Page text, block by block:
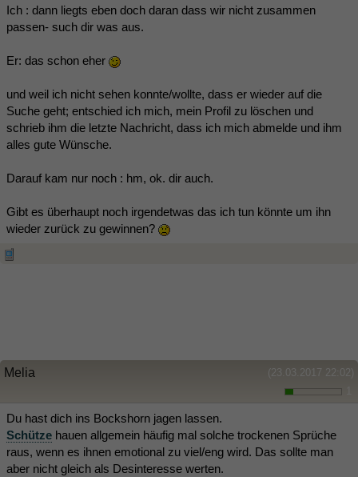
Ich : dann liegts eben doch daran dass wir nicht zusammen
passen- such dir was aus.
Er: das schon eher
und weil ich nicht sehen konnte/wollte, dass er wieder auf die
Suche geht; entschied ich mich, mein Profil zu löschen und
schrieb ihm die letzte Nachricht, dass ich mich abmelde und ihm
alles gute Wünsche.
Darauf kam nur noch : hm, ok. dir auch.
Gibt es überhaupt noch irgendetwas das ich tun könnte um ihn
wieder zurück zu gewinnen?
(23.03.2017 22:02)
Melia
Du hast dich ins Bockshorn jagen lassen.
Schütze hauen allgemein häufig mal solche trockenen Sprüche
raus, wenn es ihnen emotional zu viel/eng wird. Das sollte man
aber nicht gleich als Desinteresse werten.